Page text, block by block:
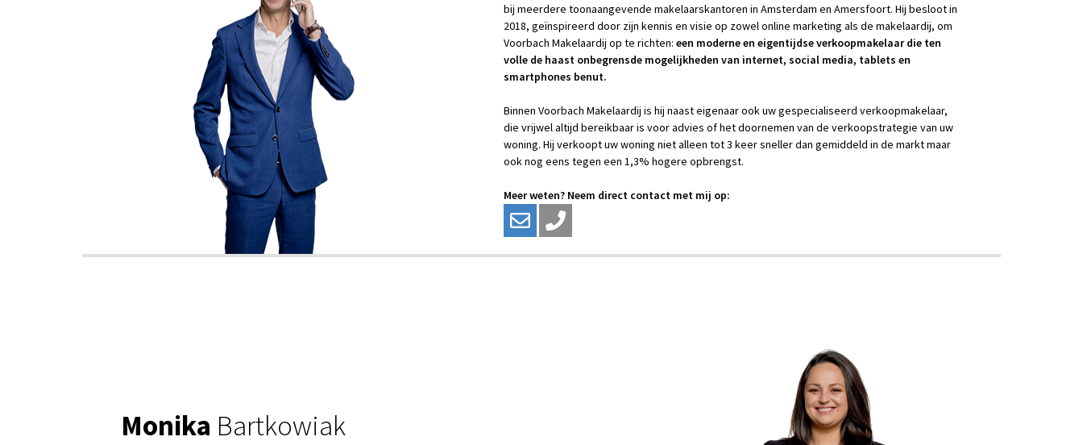
bij meerdere toonaangevende makelaarskantoren in Amsterdam en Amersfoort. Hij besloot in
2018, geïnspireerd door zijn kennis en visie op zowel online marketing als de makelaardij, om
Voorbach Makelaardij op te richten: een moderne en eigentijdse verkoopmakelaar die ten
volle de haast onbegrensde mogelijkheden van internet, social media, tablets en
smartphones benut.
Binnen Voorbach Makelaardij is hij naast eigenaar ook uw gespecialiseerd verkoopmakelaar,
die vrijwel altijd bereikbaar is voor advies of het doornemen van de verkoopstrategie van uw
woning. Hij verkoopt uw woning niet alleen tot 3 keer sneller dan gemiddeld in de markt maar
ook nog eens tegen een 1,3% hogere opbrengst.
Meer weten? Neem direct contact met mij op:
Monika Bartkowiak